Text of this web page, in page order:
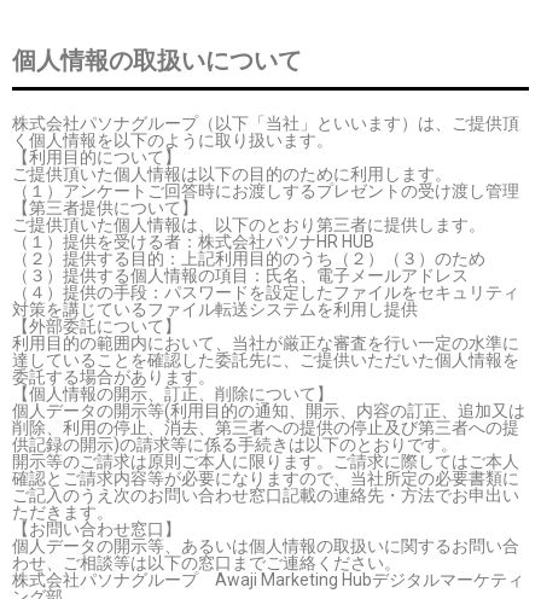
個人情報の取扱いについて
株式会社パソナグループ（以下「当社」といいます）は、ご提供頂
く個人情報を以下のように取り扱います。
【利用目的について】
ご提供頂いた個人情報は以下の目的のために利用します。
（１）アンケートご回答時にお渡しするプレゼントの受け渡し管理
【第三者提供について】
ご提供頂いた個人情報は、以下のとおり第三者に提供します。
（１）提供を受ける者：株式会社パソナHR HUB
（２）提供する目的：上記利用目的のうち（２）（３）のため
（３）提供する個人情報の項目：氏名、電子メールアドレス
（４）提供の手段：パスワードを設定したファイルをセキュリティ
対策を講じているファイル転送システムを利用し提供
【外部委託について】
利用目的の範囲内において、当社が厳正な審査を行い一定の水準に
達していることを確認した委託先に、ご提供いただいた個人情報を
委託する場合があります。
【個人情報の開示、訂正、削除について】
個人データの開示等(利用目的の通知、開示、内容の訂正、追加又は
削除、利用の停止、消去、第三者への提供の停止及び第三者への提
供記録の開示)の請求等に係る手続きは以下のとおりです。
開示等のご請求は原則ご本人に限ります。ご請求に際してはご本人
確認とご請求内容等が必要になりますので、当社所定の必要書類に
ご記入のうえ次のお問い合わせ窓口記載の連絡先・方法でお申出い
ただきます。
【お問い合わせ窓口】
個人データの開示等、あるいは個人情報の取扱いに関するお問い合
わせ、ご相談等は以下の窓口までご連絡ください。
株式会社パソナグループ Awaji Marketing Hubデジタルマーケティ